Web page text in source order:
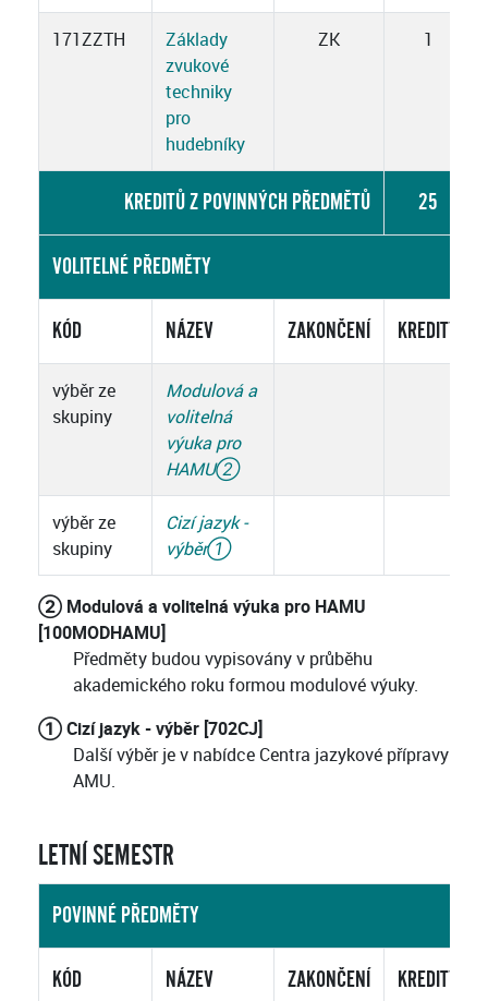
171ZZTH
Základy
zvukové
techniky
pro
hudebníky
ZK 1
KREDITŮ Z POVINNÝCH PŘEDMĚTŮ 25
VOLITELNÉ PŘEDMĚTY
KÓD NÁZEV ZAKONČENÍ KREDITY
výběr ze
skupiny
Modulová a
volitelná
výuka pro
HAMU②
výběr ze
skupiny
Cizí jazyk -
výběr①
② Modulová a volitelná výuka pro HAMU
[100MODHAMU]
Předměty budou vypisovány v průběhu
akademického roku formou modulové výuky.
① Cizí jazyk - výběr [702CJ]
Další výběr je v nabídce Centra jazykové přípravy
AMU.
LETNÍ SEMESTR
POVINNÉ PŘEDMĚTY
KÓD NÁZEV ZAKONČENÍ KREDITY